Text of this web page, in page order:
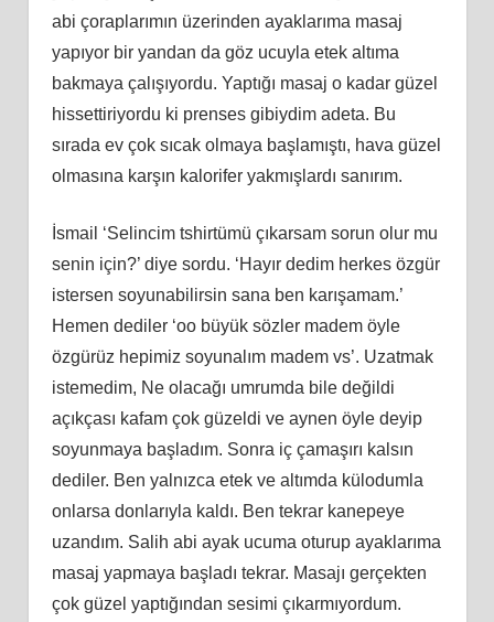
abi çoraplarımın üzerinden ayaklarıma masaj
yapıyor bir yandan da göz ucuyla etek altıma
bakmaya çalışıyordu. Yaptığı masaj o kadar güzel
hissettiriyordu ki prenses gibiydim adeta. Bu
sırada ev çok sıcak olmaya başlamıştı, hava güzel
olmasına karşın kalorifer yakmışlardı sanırım.
İsmail ‘Selincim tshirtümü çıkarsam sorun olur mu
senin için?’ diye sordu. ‘Hayır dedim herkes özgür
istersen soyunabilirsin sana ben karışamam.’
Hemen dediler ‘oo büyük sözler madem öyle
özgürüz hepimiz soyunalım madem vs’. Uzatmak
istemedim, Ne olacağı umrumda bile değildi
açıkçası kafam çok güzeldi ve aynen öyle deyip
soyunmaya başladım. Sonra iç çamaşırı kalsın
dediler. Ben yalnızca etek ve altımda külodumla
onlarsa donlarıyla kaldı. Ben tekrar kanepeye
uzandım. Salih abi ayak ucuma oturup ayaklarıma
masaj yapmaya başladı tekrar. Masajı gerçekten
çok güzel yaptığından sesimi çıkarmıyordum.